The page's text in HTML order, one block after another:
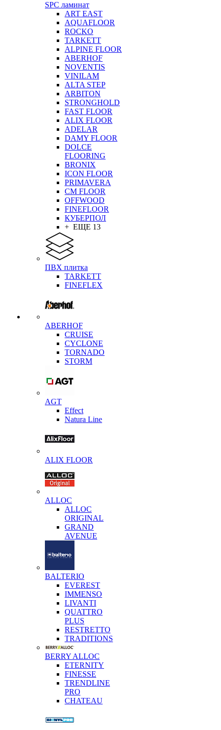
SPC ламинат
ART EAST
AQUAFLOOR
ROCKO
TARKETT
ALPINE FLOOR
ABERHOF
NOVENTIS
VINILAM
ALTA STEP
ARBITON
STRONGHOLD
FAST FLOOR
ALIX FLOOR
ADELAR
DAMY FLOOR
DOLCE
FLOORING
BRONIX
ICON FLOOR
PRIMAVERA
CM FLOOR
OFFWOOD
FINEFLOOR
КУБЕРПОЛ
+ ЕЩЕ 13
ПВХ плитка
TARKETT
FINEFLEX
ABERHOF
CRUISE
CYCLONE
TORNADO
STORM
AGT
Effect
Natura Line
ALIX FLOOR
ALLOC
ALLOC
ORIGINAL
GRAND
AVENUE
BALTERIO
EVEREST
IMMENSO
LIVANTI
QUATTRO
PLUS
RESTRETTO
TRADITIONS
BERRY ALLOC
ETERNITY
FINESSE
TRENDLINE
PRO
CHATEAU